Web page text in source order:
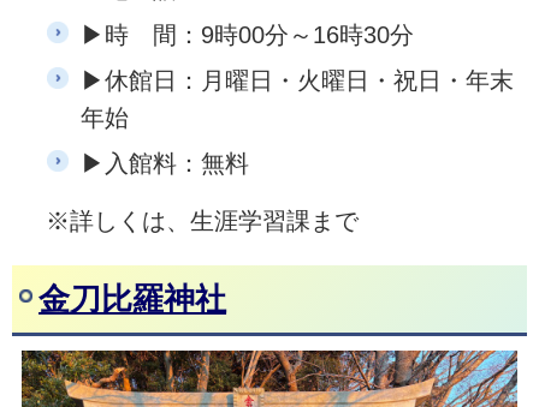
▶時 間：9時00分～16時30分
▶休館日：月曜日・火曜日・祝日・年末
年始
▶入館料：無料
※詳しくは、生涯学習課まで
金刀比羅神社